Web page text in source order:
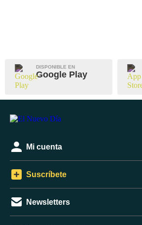
DISPONIBLE EN
Google Play
Mi cuenta
Suscríbete
Newsletters